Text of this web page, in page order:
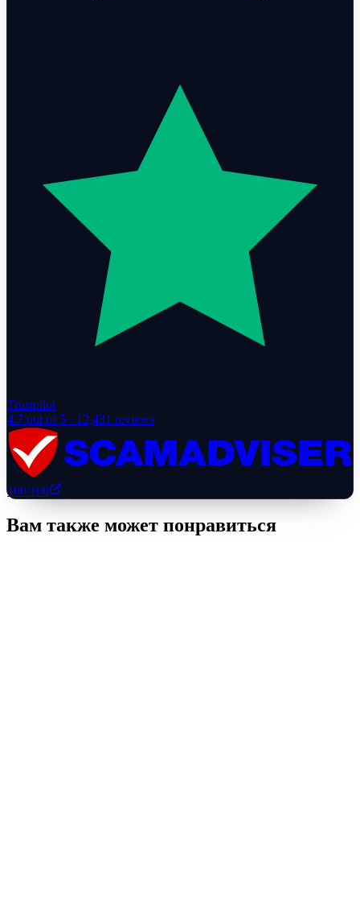
Trustpilot
4.7 out of 5 · 12,431 reviews
100/100
Вам также может понравиться